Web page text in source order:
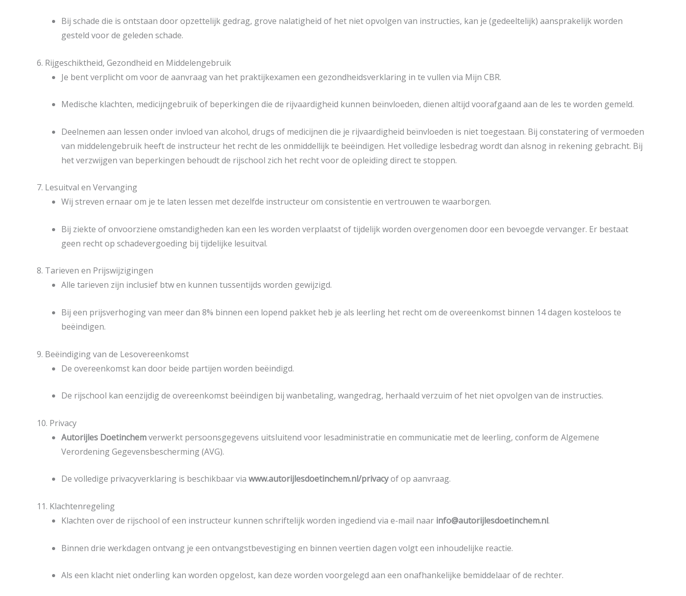
Bij schade die is ontstaan door opzettelijk gedrag, grove nalatigheid of het niet opvolgen van instructies, kan je (gedeeltelijk) aansprakelijk worden
gesteld voor de geleden schade.
6. Rijgeschiktheid, Gezondheid en Middelengebruik
Je bent verplicht om voor de aanvraag van het praktijkexamen een gezondheidsverklaring in te vullen via Mijn CBR.
Medische klachten, medicijngebruik of beperkingen die de rijvaardigheid kunnen beïnvloeden, dienen altijd voorafgaand aan de les te worden gemeld.
Deelnemen aan lessen onder invloed van alcohol, drugs of medicijnen die je rijvaardigheid beïnvloeden is niet toegestaan. Bij constatering of vermoeden
van middelengebruik heeft de instructeur het recht de les onmiddellijk te beëindigen. Het volledige lesbedrag wordt dan alsnog in rekening gebracht. Bij
het verzwijgen van beperkingen behoudt de rijschool zich het recht voor de opleiding direct te stoppen.
7. Lesuitval en Vervanging
Wij streven ernaar om je te laten lessen met dezelfde instructeur om consistentie en vertrouwen te waarborgen.
Bij ziekte of onvoorziene omstandigheden kan een les worden verplaatst of tijdelijk worden overgenomen door een bevoegde vervanger. Er bestaat
geen recht op schadevergoeding bij tijdelijke lesuitval.
8. Tarieven en Prijswijzigingen
Alle tarieven zijn inclusief btw en kunnen tussentijds worden gewijzigd.
Bij een prijsverhoging van meer dan 8% binnen een lopend pakket heb je als leerling het recht om de overeenkomst binnen 14 dagen kosteloos te
beëindigen.
9. Beëindiging van de Lesovereenkomst
De overeenkomst kan door beide partijen worden beëindigd.
De rijschool kan eenzijdig de overeenkomst beëindigen bij wanbetaling, wangedrag, herhaald verzuim of het niet opvolgen van de instructies.
10. Privacy
Autorijles Doetinchemverwerkt persoonsgegevens uitsluitend voor lesadministratie en communicatie met de leerling, conform de Algemene
Verordening Gegevensbescherming (AVG).
De volledige privacyverklaring is beschikbaar via www.autorijlesdoetinchem.nl/privacyof op aanvraag.
11. Klachtenregeling
Klachten over de rijschool of een instructeur kunnen schriftelijk worden ingediend via e-mail naar info@autorijlesdoetinchem.nl.
Binnen drie werkdagen ontvang je een ontvangstbevestiging en binnen veertien dagen volgt een inhoudelijke reactie.
Als een klacht niet onderling kan worden opgelost, kan deze worden voorgelegd aan een onafhankelijke bemiddelaar of de rechter.